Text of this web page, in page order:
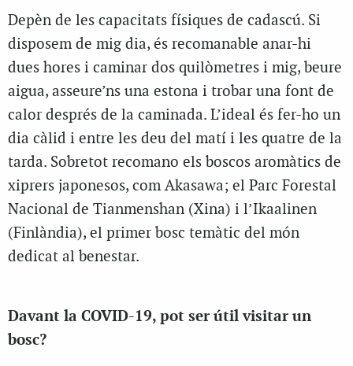
Depèn de les capacitats físiques de cadascú. Si
disposem de mig dia, és recomanable anar-hi
dues hores i caminar dos quilòmetres i mig, beure
aigua, asseure’ns una estona i trobar una font de
calor després de la caminada. L’ideal és fer-ho un
dia càlid i entre les deu del matí i les quatre de la
tarda. Sobretot recomano els boscos aromàtics de
xiprers japonesos, com Akasawa; el Parc Forestal
Nacional de Tianmenshan (Xina) i l’Ikaalinen
(Finlàndia), el primer bosc temàtic del món
dedicat al benestar.
Davant la COVID-19, pot ser útil visitar un
bosc?